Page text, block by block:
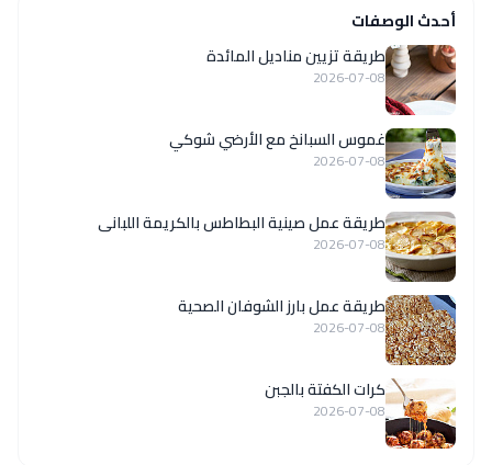
أحدث الوصفات
طريقة تزيين مناديل المائدة
2026-07-08
غموس السبانخ مع الأرضي شوكي
2026-07-08
طريقة عمل صينية البطاطس بالكريمة اللبانى
2026-07-08
طريقة عمل بارز الشوفان الصحية
2026-07-08
كرات الكفتة بالجبن
2026-07-08